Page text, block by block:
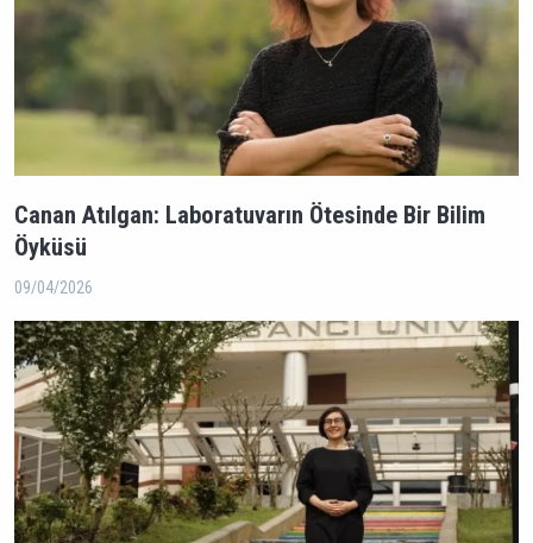
Canan Atılgan: Laboratuvarın Ötesinde Bir Bilim
Öyküsü
09/04/2026